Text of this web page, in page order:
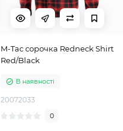
M-Tac сорочка Redneck Shirt
Red/Black
В наявності
20072033
0